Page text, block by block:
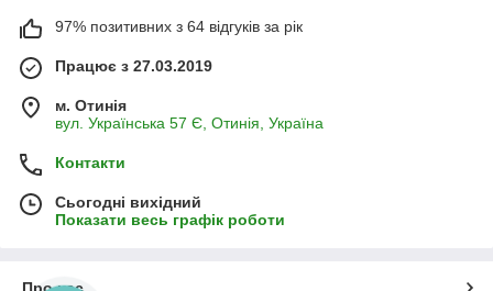
97% позитивних з 64 відгуків за рік
Працює з 27.03.2019
м. Отинія
вул. Українська 57 Є, Отинія, Україна
Контакти
Сьогодні вихідний
Показати весь графік роботи